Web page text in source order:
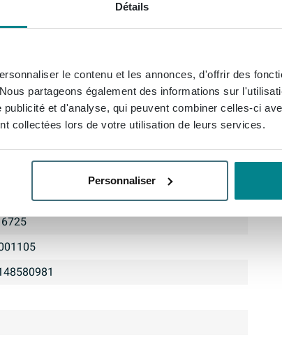
Détails
le contenu et les annonces, d'offrir des
partageons également des informations sur
et d'analyse, qui peuvent combiner celles-ci
collectées lors de votre utilisation de leurs services.
Personnaliser